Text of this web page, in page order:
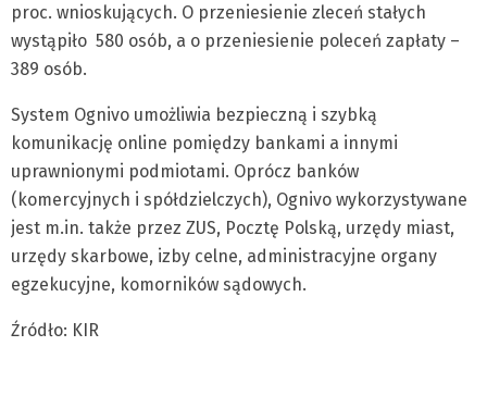
proc. wnioskujących. O przeniesienie zleceń stałych
wystąpiło 580 osób, a o przeniesienie poleceń zapłaty –
389 osób.
System Ognivo umożliwia bezpieczną i szybką
komunikację online pomiędzy bankami a innymi
uprawnionymi podmiotami. Oprócz banków
(komercyjnych i spółdzielczych), Ognivo wykorzystywane
jest m.in. także przez ZUS, Pocztę Polską, urzędy miast,
urzędy skarbowe, izby celne, administracyjne organy
egzekucyjne, komorników sądowych.
Źródło: KIR